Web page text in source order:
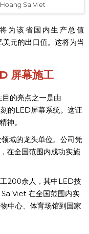
Sa Viet
为该省国内生产总值
美元的出口值。这将为当
屏幕施工
的亮点之一是由
的LED屏幕系统。这证
神。
域的龙头单位。公司凭
在全国范围内成功实施
200余人，其中LED技
Viet 在全国范围内实
中心、体育场馆到国家